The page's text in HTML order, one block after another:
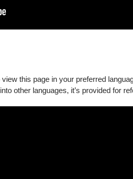
this page in your preferred
other languages, it’s provided for
二號弦樂四重奏錄音，獲得2007年
形容一張CD有重量級的音樂性多少
提名帕弗哈斯四重奏為明日之星，
Buitoni信託計劃的合奏團贊助
納粹逮捕入獄，三年後悲慘地死於